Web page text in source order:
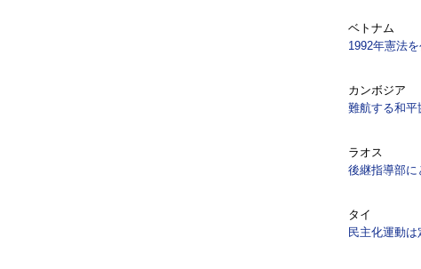
ベトナム
1992年憲法
カンボジア
難航する和平
ラオス
後継指導部に
タイ
民主化運動